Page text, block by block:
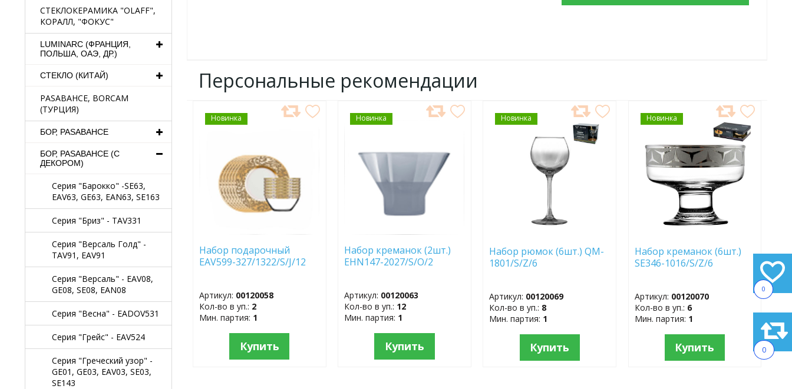
0
0
СТЕКЛОКЕРАМИКА "OLAFF",
КОРАЛЛ, "ФОКУС"
LUMINARC (ФРАНЦИЯ,
ПОЛЬША, ОАЭ, ДР.)
СТЕКЛО (КИТАЙ)
PASABAHCE, BORCAM
(ТУРЦИЯ)
БОР, PASABAHCE
БОР, PASABAHCE (С
ДЕКОРОМ)
Серия "Барокко" -SE63,
EAV63, GE63, EAN63, SE163
Серия "Бриз" - TAV331
Серия "Версаль Голд" -
TAV91, EAV91
Серия "Версаль" - EAV08,
GE08, SE08, EAN08
Серия "Весна" - EADOV531
Серия "Грейс" - EAV524
Серия "Греческий узор" -
GE01, GE03, EAV03, SE03,
SE143
Персональные рекомендации
Новинка
ДОБАВИТЬ
В
Набор подарочный
EAV599-327/1322/S/J/12
Артикул: 00120058
Кол-во в уп.: 2
Мин. партия: 1
Купить
Новинка
ДОБАВИТЬ
В
Набор креманок (2шт.)
EHN147-2027/S/O/2
Артикул: 00120063
Кол-во в уп.: 12
Мин. партия: 1
Купить
Новинка
ДОБАВИТЬ
В
ИЗБРАННОЕ
Набор рюмок (6шт.) QM-
1801/S/Z/6
Артикул: 00120069
Кол-во в уп.: 8
Мин. партия: 1
Купить
Новинка
ДОБАВИТЬ
В
Набор креманок (6шт.)
SE346-1016/S/Z/6
Артикул: 00120070
Кол-во в уп.: 6
Мин. партия: 1
Купить